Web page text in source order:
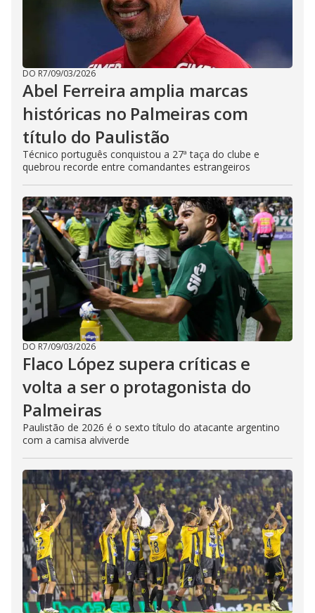
DO R7/09/03/2026
Abel Ferreira amplia marcas
históricas no Palmeiras com
título do Paulistão
Técnico português conquistou a 27ª taça do clube e
quebrou recorde entre comandantes estrangeiros
DO R7/09/03/2026
Flaco López supera críticas e
volta a ser o protagonista do
Palmeiras
Paulistão de 2026 é o sexto título do atacante argentino
com a camisa alviverde